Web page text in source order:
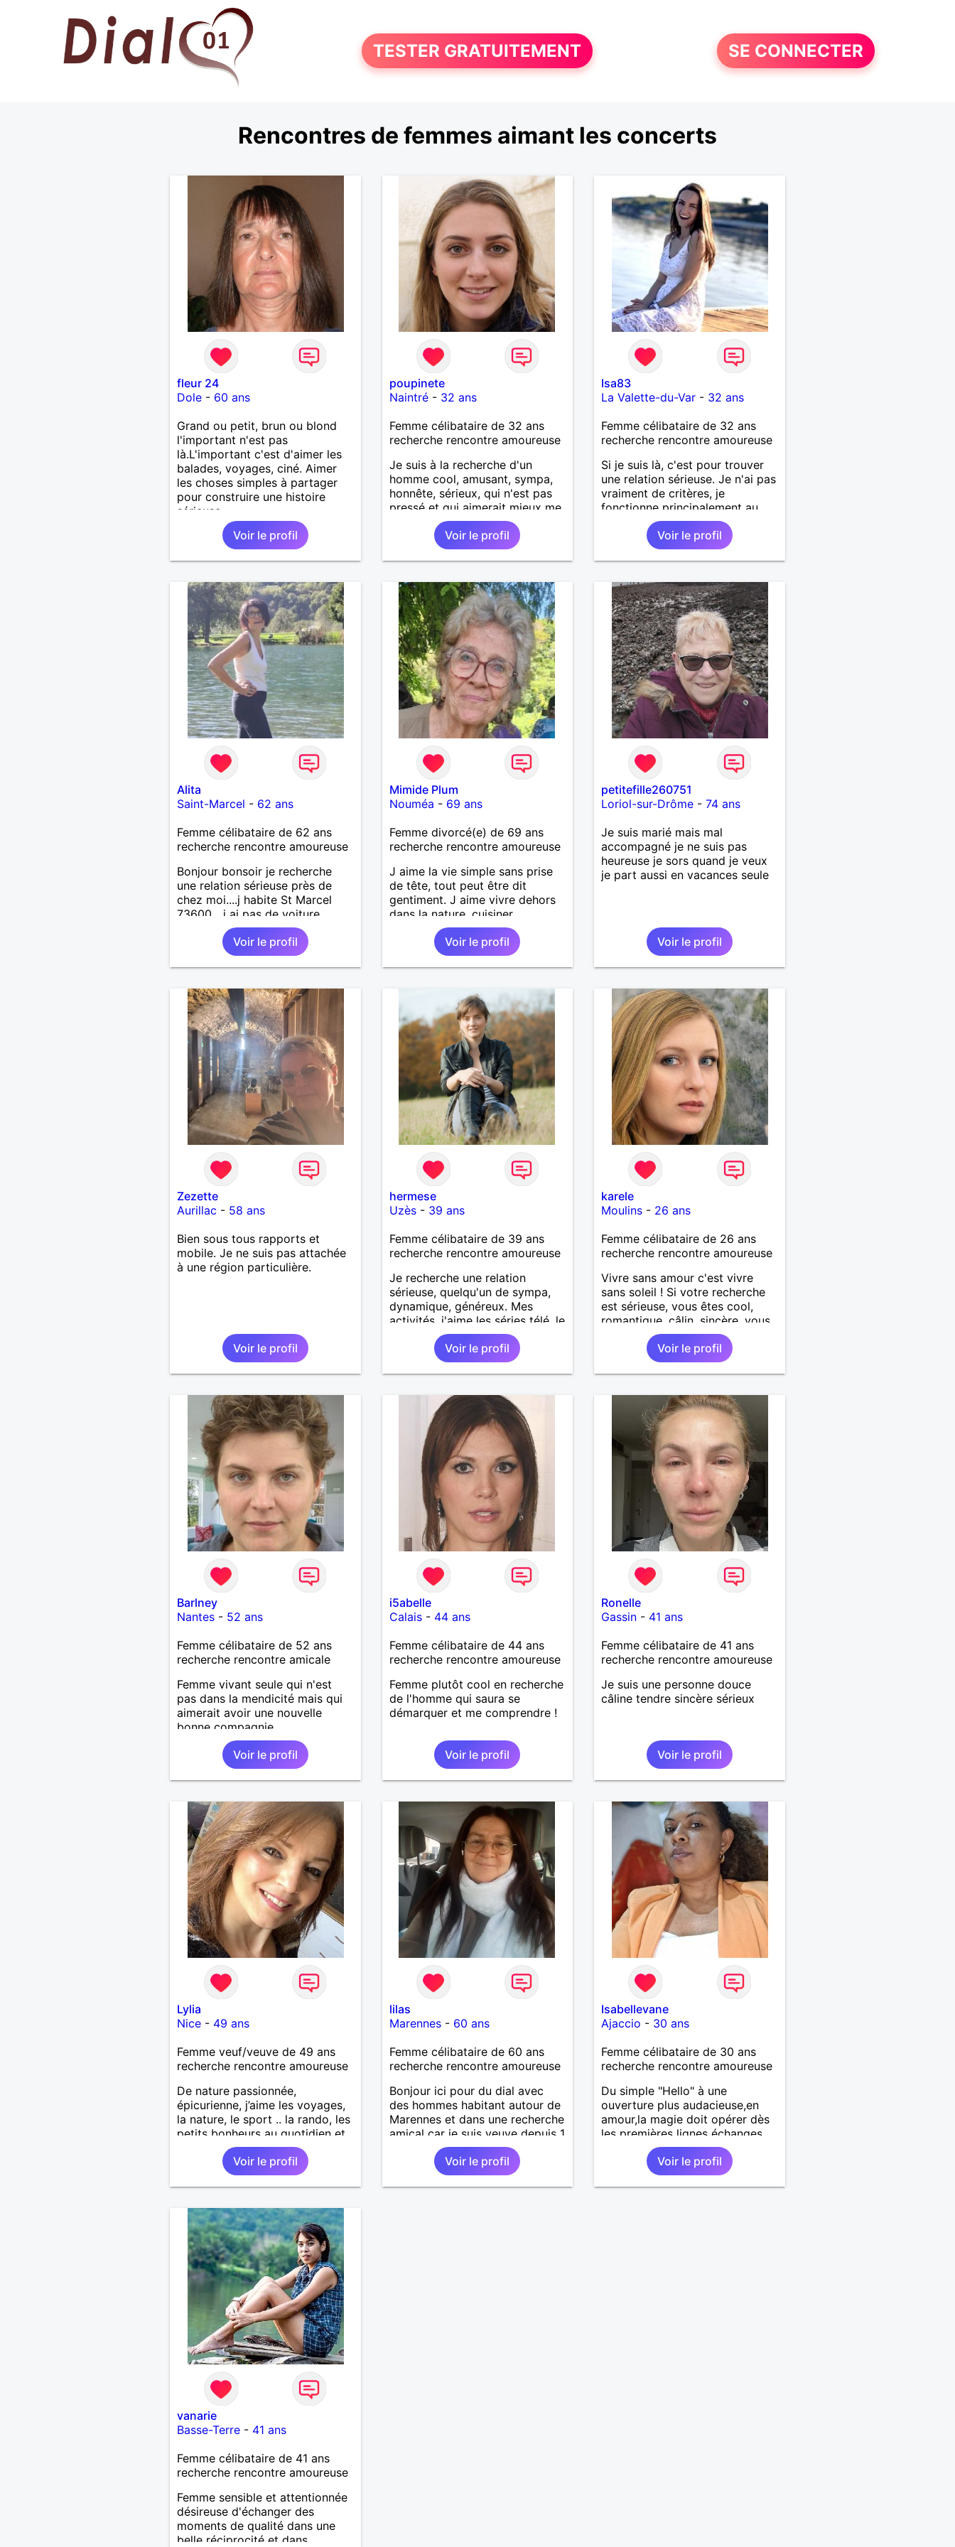
TESTER GRATUITEMENT SE CONNECTER
Rencontres de femmes aimant les concerts
fleur 24
Dole- 60 ans
Grand ou petit, brun ou blond
l'important n'est pas
là.L'important c'est d'aimer les
balades, voyages, ciné. Aimer
les choses simples à partager
pour construire une histoire
sérieuse.
Voir le profil
poupinete
Naintré- 32 ans
Femme célibataire de 32 ans
recherche rencontre amoureuse
Je suis à la recherche d'un
homme cool, amusant, sympa,
honnête, sérieux, qui n'est pas
pressé et qui aimerait mieux me
connaitre. J'aime les personnes
qui sont simples, affectueuses
avec un grand coeur.
Voir le profil
Isa83
La Valette-du-Var - 32 ans
Femme célibataire de 32 ans
recherche rencontre amoureuse
Si je suis là, c'est pour trouver
une relation sérieuse. Je n'ai pas
vraiment de critères, je
fonctionne principalement au
feeling. J'ai pas mal les
randonnées, la musique et les
Voir le profil
Alita
Saint-Marcel - 62 ans
Femme célibataire de 62 ans
recherche rencontre amoureuse
Bonjour bonsoir je recherche
une relation sérieuse près de
chez moi....j habite St Marcel
73600....j ai pas de voiture
50km ... quelqu'un qui aurait
entre 55 et 64 ans...sans enfants
de préférence même adultes et
qui n aurait garder aucun
ex...si vous correspondez à ma
recherche ecrivez moi je vous
répondrai...
Voir le profil
Mimide Plum
Nouméa - 69 ans
Femme divorcé(e) de 69 ans
recherche rencontre amoureuse
J aime la vie simple sans prise
de tête, tout peut être dit
gentiment. J aime vivre dehors
dans la nature, cuisiner,
randonner, camper, voyager,
découvrir, comprendre des
nouveaux trucs techniques et
sur la vie des êtres vivants. J
bois pratiquement pas d alcool,
je fume rarement, je ris souvent.
Je cherche un vrai amoureux
pour continuer à profiter de la
vie mais à deux. Je peux tout
faire toute seule, mais j en ai
marre je veux partagé et rigoler
Voir le profil
petitefille260751
Loriol-sur-Drôme -74 ans
Je suis marié mais mal
accompagné je ne suis pas
heureuse je sors quand je veux
je part aussi en vacances seule
Voir le profil
Zezette
Aurillac - 58 ans
Bien sous tous rapports et
mobile. Je ne suis pas attachée
à une région particulière.
Voir le profil
hermese
Uzès- 39 ans
Femme célibataire de 39 ans
recherche rencontre amoureuse
Je recherche une relation
sérieuse, quelqu'un de sympa,
dynamique, généreux. Mes
activités, j'aime les séries télé, le
cinéma, lire, voyager, se
promener, visiter les musées et
Voir le profil
karele
Moulins - 26 ans
Femme célibataire de 26 ans
recherche rencontre amoureuse
Vivre sans amour c'est vivre
sans soleil ! Si votre recherche
est sérieuse, vous êtes cool,
romantique, câlin, sincère, vous
pouvez me contacter !
Voir le profil
Barlney
Nantes- 52 ans
Femme célibataire de 52 ans
recherche rencontre amicale
Femme vivant seule qui n'est
pas dans la mendicité mais qui
aimerait avoir une nouvelle
bonne compagnie.
Voir le profil
i5abelle
Calais- 44 ans
Femme célibataire de 44 ans
recherche rencontre amoureuse
Femme plutôt cool en recherche
de l'homme qui saura se
démarquer et me comprendre !
Voir le profil
Ronelle
Gassin - 41 ans
Femme célibataire de 41 ans
recherche rencontre amoureuse
Je suis une personne douce
câline tendre sincère sérieux
Voir le profil
Lylia
Nice- 49 ans
Femme veuf/veuve de 49 ans
recherche rencontre amoureuse
De nature passionnée,
épicurienne, j’aime les voyages,
la nature, le sport .. la rando, les
petits bonheurs au quotidien et
surtout … le chocolat 🙂 Je
recherche un homme avec des
belles valeurs, respectueux,
bienveillant. Une jolie rencontre,
vivre une belle histoire d’amour
et profiter de ce que la vie peut
nous offrir de plus beau en
retour. Je tiens à préciser, que je
cherche un homme sans enfants,
qui ne boit pas et ne fume pas.
Voir le profil
lilas
Marennes- 60 ans
Femme célibataire de 60 ans
recherche rencontre amoureuse
Bonjour ici pour du dial avec
des hommes habitant autour de
Marennes et dans une recherche
amical car je suis veuve depuis 1
an. Je ne répondrai pas aux
autres, bonne chance à tous.
Voir le profil
Isabellevane
Ajaccio - 30 ans
Femme célibataire de 30 ans
recherche rencontre amoureuse
Du simple "Hello" à une
ouverture plus audacieuse,en
amour,la magie doit opérer dès
les premières lignes échanges
Voir le profil
vanarie
Basse-Terre- 41 ans
Femme célibataire de 41 ans
recherche rencontre amoureuse
Femme sensible et attentionnée
désireuse d'échanger des
moments de qualité dans une
belle réciprocité et dans